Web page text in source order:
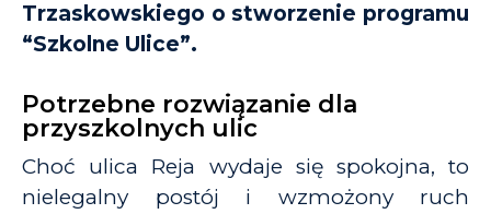
Trzaskowskiego o stworzenie programu
“Szkolne Ulice”.
Potrzebne rozwiązanie dla
przyszkolnych ulic
Choć ulica Reja wydaje się spokojna, to
nielegalny postój i wzmożony ruch